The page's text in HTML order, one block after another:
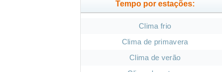
Tempo por estações:
Clima frio
Clima de primavera
Clima de verão